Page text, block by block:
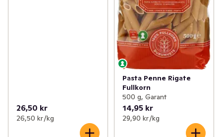
26,50 kr
26,50 kr /kg
Pasta Penne Rigate
Fullkorn
500 g, Garant
14,95 kr
29,90 kr /kg